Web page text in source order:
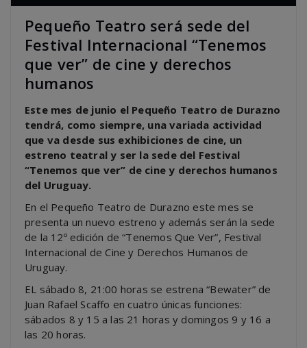
Pequeño Teatro será sede del
Festival Internacional “Tenemos
que ver” de cine y derechos
humanos
Este mes de junio el Pequeño Teatro de Durazno
tendrá, como siempre, una variada actividad
que va desde sus exhibiciones de cine, un
estreno teatral y ser la sede del Festival
“Tenemos que ver” de cine y derechos humanos
del Uruguay.
En el Pequeño Teatro de Durazno este mes se
presenta un nuevo estreno y además serán la sede
de la 12º edición de “Tenemos Que Ver”, Festival
Internacional de Cine y Derechos Humanos de
Uruguay.
EL sábado 8, 21:00 horas se estrena “Bewater” de
Juan Rafael Scaffo en cuatro únicas funciones:
sábados 8 y 15 a las 21 horas y domingos 9 y 16 a
las 20 horas.